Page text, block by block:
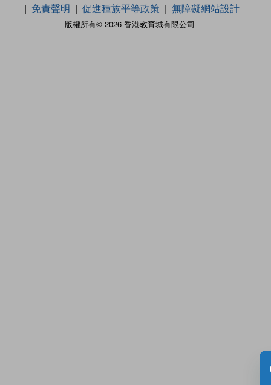
版權所有© 2026 香港教育城有限公司
免責聲明
促進種族平等政策 無障礙網站設計